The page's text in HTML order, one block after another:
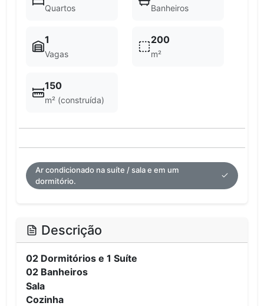
Quartos Banheiros
1
Vagas
200
m²
150
m² (construída)
Ar condicionado na suíte / sala e em um
dormitório.
Descrição
02 Dormitórios e 1 Suíte
02 Banheiros
Sala
Cozinha